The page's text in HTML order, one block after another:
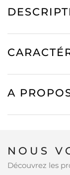
A
NOUS
Découvrez les